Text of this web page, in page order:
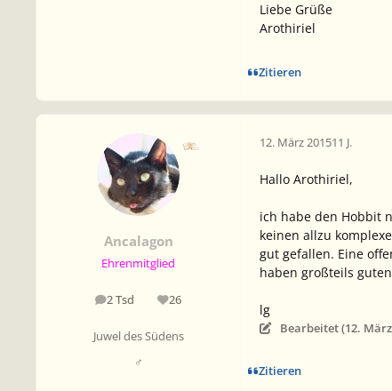
Liebe Grüße
Arothiriel
Zitieren
Ancalagon
Ehrenmitglied
2 Tsd
Beiträge 26
Reputation
Juwel des Südens
♂
12. März 201511 J.
Hallo Arothiriel,
ich habe den Hobbit
keinen allzu
gut gefallen. Eine
haben großteils
lg
Bearbeitet (12.
Zitieren